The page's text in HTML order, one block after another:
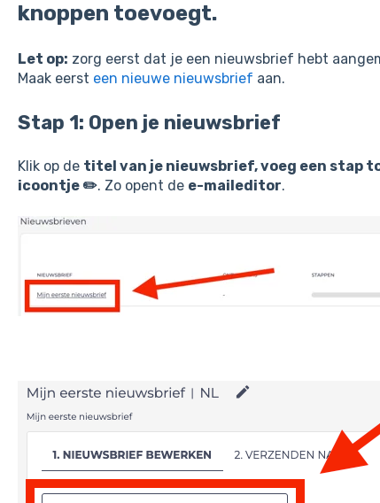
knoppen toevoegt.
Let op: zorg eerst dat je een nieuwsbrief hebt
Maak eerst een nieuwe nieuwsbrief aan.
Stap 1: Open je nieuwsbrief
Klik op de titel van je nieuwsbrief, voeg een stap
icoontje ✏️. Zo opent de e-maileditor.